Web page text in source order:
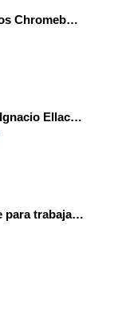
Dale una oportunidad a los Chromebooks y utiliza un proyector para realizar talleres si no tienes pantallas táctiles
Presentación IES CIFPD Ignacio Ellacuría
Instala MakeCode Arcade para trabajar offline en tu tablet, ordenador, Chromebook